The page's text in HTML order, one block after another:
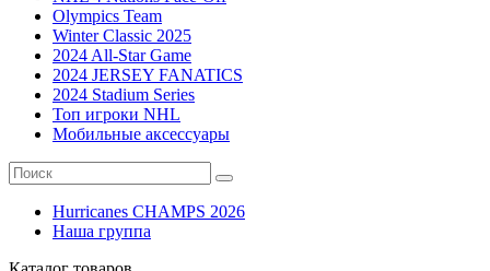
Olympics Team
Winter Classic 2025
2024 All-Star Game
2024 JERSEY FANATICS
2024 Stadium Series
Топ игроки NHL
Мобильные аксессуары
Hurricanes CHAMPS 2026
Наша группа